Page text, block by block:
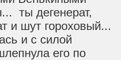
ты дегенерат,
и шут гороховый...
и с силой
его по